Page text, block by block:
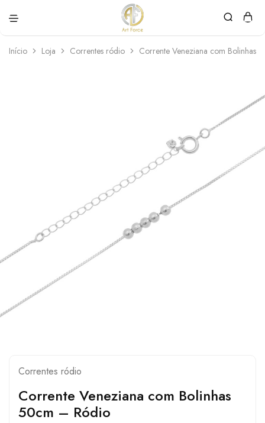
Force
personalizadas
Início Loja Correntes ródio Corrente Veneziana com Bolinhas
Correntes ródio
Corrente Veneziana com Bolinhas
50cm – Ródio